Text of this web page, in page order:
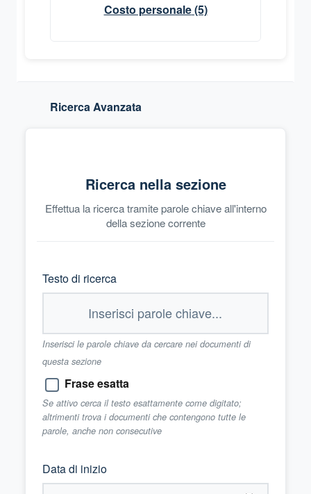
Costo personale(5)
Ricerca Avanzata
Ricerca nella sezione
Effettua la ricerca tramite parole chiave all'interno
della sezione corrente
Testo di ricerca
Inserisci le parole chiave da cercare nei documenti di
questa sezione
Frase esatta
Se attivo cerca il testo esattamente come digitato;
altrimenti trova i documenti che contengono tutte le
parole, anche non consecutive
Data di inizio